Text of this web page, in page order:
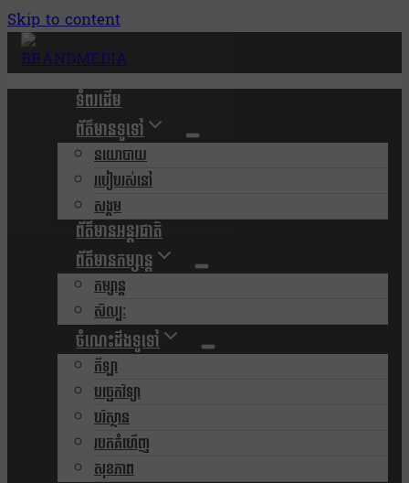
Skip to content
ទំពរដើម
ព័ត៌មានទូទៅ
នយោបាយ
របៀបរស់នៅ
សង្គម
ព័ត៌មានអន្តរជាតិ
ព័ត៌មានកម្សាន្ត
កម្សាន្ត
សិល្បៈ
ចំណេះដឹងទូទៅ
កីឡា
បច្ចេកវិទ្យា
បរិស្ថាន
របកគំហើញ
សុខភាព